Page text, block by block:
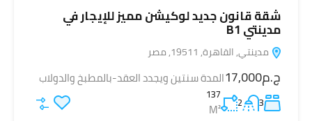
شقة قانون جديد لوكيشن مميز للإيجار في
مدينتي B1
مدينتي, القاهرة, 19511, مصر
ج.م17,000 المدة سنتين ويجدد العقد-بالمطبخ والدولاب
3
2
137
M²